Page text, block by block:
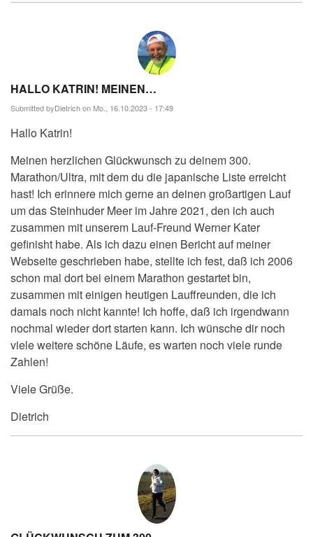
HALLO KATRIN! MEINEN…
Submitted byDietrichon Mo., 16.10.2023 - 17:49
Hallo Katrin!
Meinen herzlichen Glückwunsch zu deinem 300.
Marathon/Ultra, mit dem du die japanische Liste erreicht
hast! Ich erinnere mich gerne an deinen großartigen Lauf
um das Steinhuder Meer im Jahre 2021, den ich auch
zusammen mit unserem Lauf-Freund Werner Kater
gefinisht habe. Als ich dazu einen Bericht auf meiner
Webseite geschrieben habe, stellte ich fest, daß ich 2006
schon mal dort bei einem Marathon gestartet bin,
zusammen mit einigen heutigen Lauffreunden, die ich
damals noch nicht kannte! Ich hoffe, daß ich irgendwann
nochmal wieder dort starten kann. Ich wünsche dir noch
viele weitere schöne Läufe, es warten noch viele runde
Zahlen!
Viele Grüße.
Dietrich